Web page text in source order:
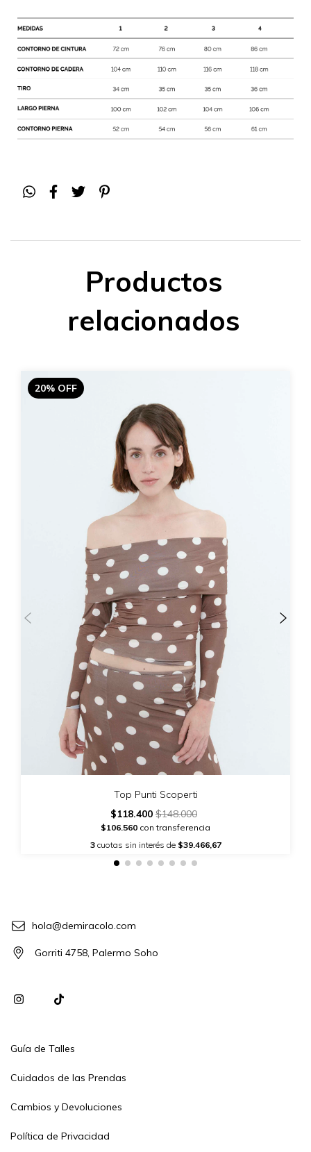
Productos
relacionados
20% OFF
Top Punti Scoperti
$118.400 $148.000
$106.560 con transferencia
3cuotas sin interés de $39.466,67
hola@demiracolo.com
Gorriti 4758, Palermo Soho
Guía de Talles
Cuidados de las Prendas
Cambios y Devoluciones
Política de Privacidad